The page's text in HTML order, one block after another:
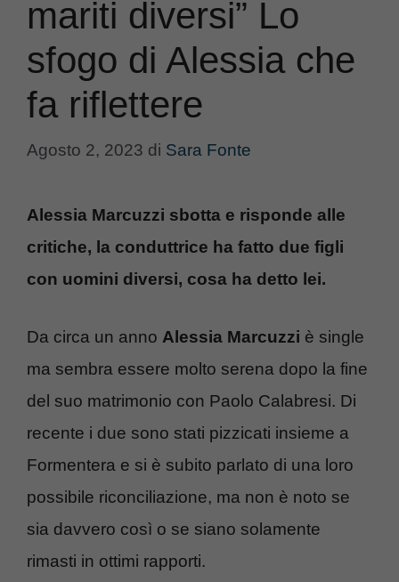
mariti diversi” Lo
sfogo di Alessia che
fa riflettere
Agosto 2, 2023 di Sara Fonte
Alessia Marcuzzi sbotta e risponde alle
critiche, la conduttrice ha fatto due figli
con uomini diversi, cosa ha detto lei.
Da circa un anno Alessia Marcuzzi è single
ma sembra essere molto serena dopo la fine
del suo matrimonio con Paolo Calabresi. Di
recente i due sono stati pizzicati insieme a
Formentera e si è subito parlato di una loro
possibile riconciliazione, ma non è noto se
sia davvero così o se siano solamente
rimasti in ottimi rapporti.